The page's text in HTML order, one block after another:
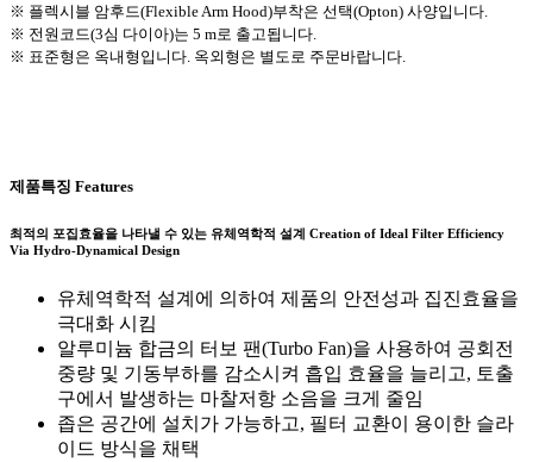
※ 플렉시블 암후드(Flexible Arm Hood)부착은 선택(Opton) 사양입니다.
※ 전원코드(3심 다이아)는 5 m로 출고됩니다.
※ 표준형은 옥내형입니다. 옥외형은 별도로 주문바랍니다.
제품특징 Features
최적의 포집효율을 나타낼 수 있는 유체역학적 설계 Creation of Ideal Filter Efficiency
Via Hydro-Dynamical Design
유체역학적 설계에 의하여 제품의 안전성과 집진효율을
극대화 시킴
알루미늄 합금의 터보 팬(Turbo Fan)을 사용하여 공회전
중량 및 기동부하를 감소시켜 흡입 효율을 늘리고, 토출
구에서 발생하는 마찰저항 소음을 크게 줄임
좁은 공간에 설치가 가능하고, 필터 교환이 용이한 슬라
이드 방식을 채택